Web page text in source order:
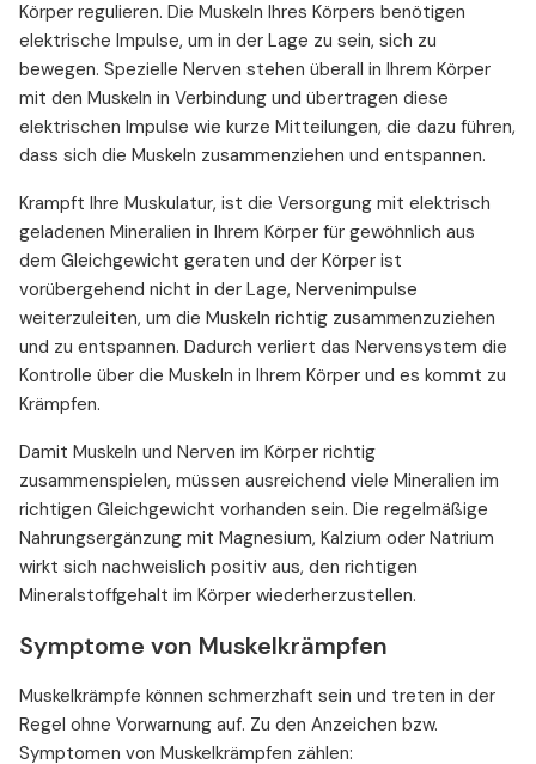
Körper regulieren. Die Muskeln Ihres Körpers benötigen
elektrische Impulse, um in der Lage zu sein, sich zu
bewegen. Spezielle Nerven stehen überall in Ihrem Körper
mit den Muskeln in Verbindung und übertragen diese
elektrischen Impulse wie kurze Mitteilungen, die dazu führen,
dass sich die Muskeln zusammenziehen und entspannen.
Krampft Ihre Muskulatur, ist die Versorgung mit elektrisch
geladenen Mineralien in Ihrem Körper für gewöhnlich aus
dem Gleichgewicht geraten und der Körper ist
vorübergehend nicht in der Lage, Nervenimpulse
weiterzuleiten, um die Muskeln richtig zusammenzuziehen
und zu entspannen. Dadurch verliert das Nervensystem die
Kontrolle über die Muskeln in Ihrem Körper und es kommt zu
Krämpfen.
Damit Muskeln und Nerven im Körper richtig
zusammenspielen, müssen ausreichend viele Mineralien im
richtigen Gleichgewicht vorhanden sein. Die regelmäßige
Nahrungsergänzung mit Magnesium, Kalzium oder Natrium
wirkt sich nachweislich positiv aus, den richtigen
Mineralstoffgehalt im Körper wiederherzustellen.
Symptome von Muskelkrämpfen
Muskelkrämpfe können schmerzhaft sein und treten in der
Regel ohne Vorwarnung auf. Zu den Anzeichen bzw.
Symptomen von Muskelkrämpfen zählen: